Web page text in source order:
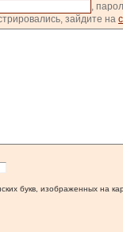
,
зайдите на
букв, изображенных на